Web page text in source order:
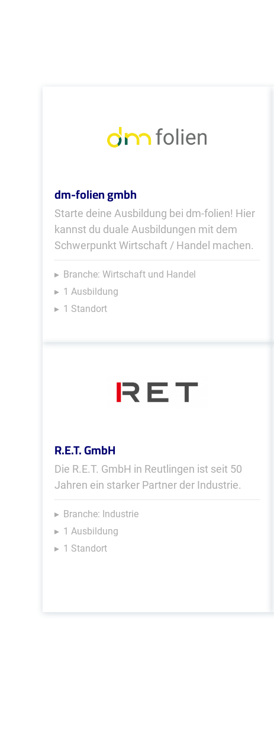
dm-folien gmbh
Starte deine Ausbildung bei dm-folien! Hier
kannst du duale Ausbildungen mit dem
Schwerpunkt Wirtschaft / Handel machen.
Branche: Wirtschaft und Handel
1 Ausbildung
1 Standort
R.E.T. GmbH
Die R.E.T. GmbH in Reutlingen ist seit 50
Jahren ein starker Partner der Industrie.
Branche: Industrie
1 Ausbildung
1 Standort